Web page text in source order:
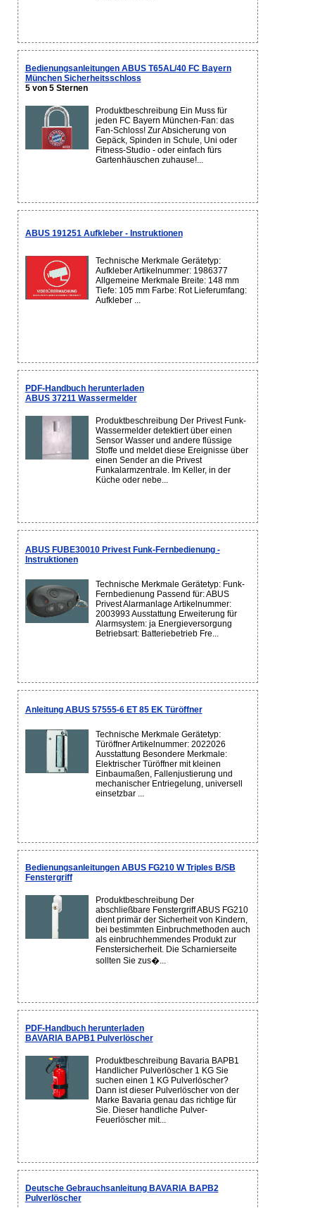
Bedienungsanleitungen ABUS T65AL/40 FC Bayern
München Sicherheitsschloss
5 von 5 Sternen
Produktbeschreibung Ein Muss für
jeden FC Bayern München-Fan: das
Fan-Schloss! Zur Absicherung von
Gepäck, Spinden in Schule, Uni oder
Fitness-Studio - oder einfach fürs
Gartenhäuschen zuhause!...
ABUS 191251 Aufkleber - Instruktionen
Technische Merkmale Gerätetyp:
Aufkleber Artikelnummer: 1986377
Allgemeine Merkmale Breite: 148 mm
Tiefe: 105 mm Farbe: Rot Lieferumfang:
Aufkleber ...
PDF-Handbuch herunterladen
ABUS 37211 Wassermelder
Produktbeschreibung Der Privest Funk-
Wassermelder detektiert über einen
Sensor Wasser und andere flüssige
Stoffe und meldet diese Ereignisse über
einen Sender an die Privest
Funkalarmzentrale. Im Keller, in der
Küche oder nebe...
ABUS FUBE30010 Privest Funk-Fernbedienung -
Instruktionen
Technische Merkmale Gerätetyp: Funk-
Fernbedienung Passend für: ABUS
Privest Alarmanlage Artikelnummer:
2003993 Ausstattung Erweiterung für
Alarmsystem: ja Energieversorgung
Betriebsart: Batteriebetrieb Fre...
Anleitung ABUS 57555-6 ET 85 EK Türöffner
Technische Merkmale Gerätetyp:
Türöffner Artikelnummer: 2022026
Ausstattung Besondere Merkmale:
Elektrischer Türöffner mit kleinen
Einbaumaßen, Fallenjustierung und
mechanischer Entriegelung, universell
einsetzbar ...
Bedienungsanleitungen ABUS FG210 W Triples B/SB
Fenstergriff
Produktbeschreibung Der
abschließbare Fenstergriff ABUS FG210
dient primär der Sicherheit von Kindern,
bei bestimmten Einbruchmethoden auch
als einbruchhemmendes Produkt zur
Fenstersicherheit. Die Scharnierseite
sollten Sie zus�...
PDF-Handbuch herunterladen
BAVARIA BAPB1 Pulverlöscher
Produktbeschreibung Bavaria BAPB1
Handlicher Pulverlöscher 1 KG Sie
suchen einen 1 KG Pulverlöscher?
Dann ist dieser Pulverlöscher von der
Marke Bavaria genau das richtige für
Sie. Dieser handliche Pulver-
Feuerlöscher mit...
Deutsche Gebrauchsanleitung BAVARIA BAPB2
Pulverlöscher